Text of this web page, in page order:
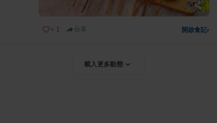
+ 1 分享 開啟食記›
載入更多動態